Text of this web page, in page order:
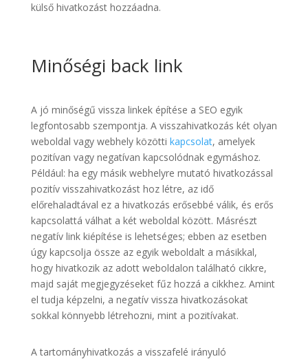
külső hivatkozást hozzáadna.
Minőségi back link
A jó minőségű vissza linkek építése a SEO egyik
legfontosabb szempontja. A visszahivatkozás két olyan
weboldal vagy webhely közötti kapcsolat, amelyek
pozitívan vagy negatívan kapcsolódnak egymáshoz.
Például: ha egy másik webhelyre mutató hivatkozással
pozitív visszahivatkozást hoz létre, az idő
előrehaladtával ez a hivatkozás erősebbé válik, és erős
kapcsolattá válhat a két weboldal között. Másrészt
negatív link kiépítése is lehetséges; ebben az esetben
úgy kapcsolja össze az egyik weboldalt a másikkal,
hogy hivatkozik az adott weboldalon található cikkre,
majd saját megjegyzéseket fűz hozzá a cikkhez. Amint
el tudja képzelni, a negatív vissza hivatkozásokat
sokkal könnyebb létrehozni, mint a pozitívakat.
A tartományhivatkozás a visszafelé irányuló